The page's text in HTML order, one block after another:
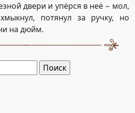
двери и упёрся в неё − мол,
потянул за ручку, но
на дюйм.